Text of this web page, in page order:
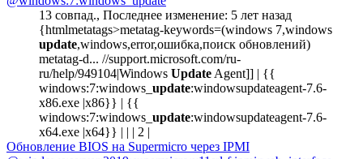
13 совпад., Последнее изменение: 5 лет назад
{htmlmetatags>metatag-keywords=(windows 7,windows
update,windows,error,ошибка,поиск обновлений)
metatag-d... //support.microsoft.com/ru-
ru/help/949104|Windows Update Agent]] | {{
windows:7:windows_ update:windowsupdateagent-7.6-
x86.exe |x86}} | {{
windows:7:windows_ update:windowsupdateagent-7.6-
x64.exe |x64}} | | | 2 |
Обновление BIOS на Supermicro через IPMI